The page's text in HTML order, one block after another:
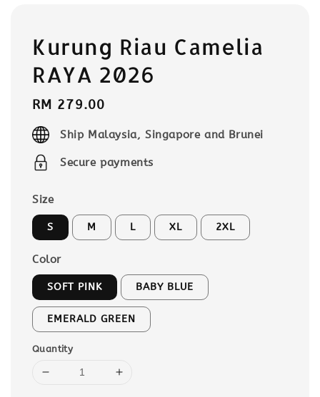
Kurung Riau Camelia
RAYA 2026
Regular
price
RM 279.00
Ship Malaysia, Singapore and Brunei
Secure payments
Size
S M L XL 2XL
Color
SOFT PINK BABY BLUE
EMERALD GREEN
Quantity